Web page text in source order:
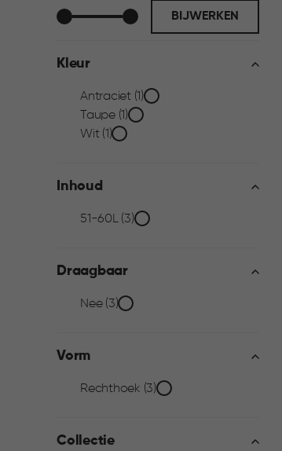
BIJWERKEN
Kleur
Kleur
filter
Antraciet (1)
Taupe (1)
Wit (1)
Inhoud
Inhoud
filter
51-60L (3)
Draagbaar
Draagbaar
filter
Nee (3)
Vorm
Vorm
filter
Rechthoek (3)
Collectie